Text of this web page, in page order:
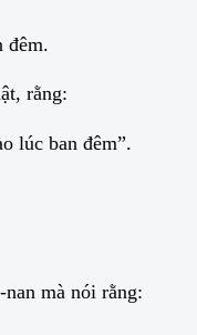
đêm.
rằng:
lúc ban đêm”.
mà nói rằng: